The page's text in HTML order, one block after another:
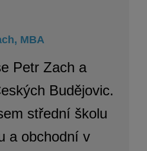
MBA
Petr Zach a
Budějovic.
střední školu
a obchodní v